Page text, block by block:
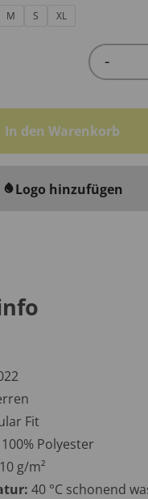
M S XL
-
In den Warenkorb
water_dropLogo hinzufügen
Fit
100% Polyester
g/m²
40 °C schonend